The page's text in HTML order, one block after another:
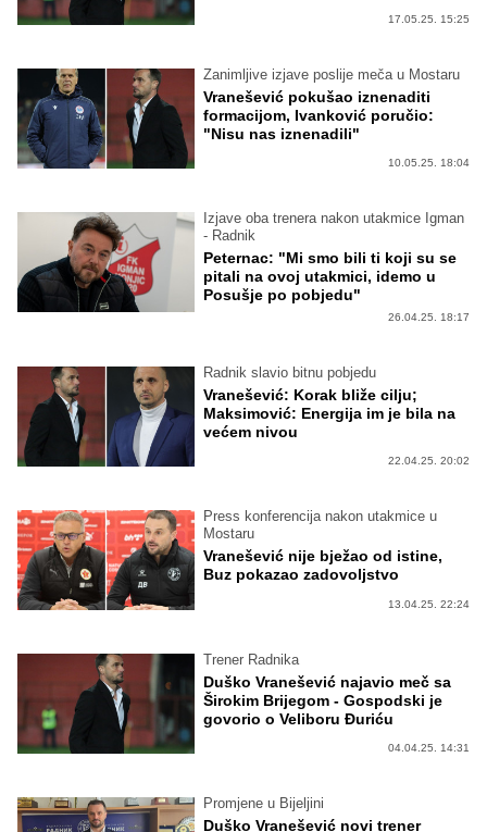
17.05.25. 15:25
Zanimljive izjave poslije meča u Mostaru
Vranešević pokušao iznenaditi
formacijom, Ivanković poručio:
"Nisu nas iznenadili"
10.05.25. 18:04
Izjave oba trenera nakon utakmice Igman
- Radnik
Peternac: "Mi smo bili ti koji su se
pitali na ovoj utakmici, idemo u
Posušje po pobjedu"
26.04.25. 18:17
Radnik slavio bitnu pobjedu
Vranešević: Korak bliže cilju;
Maksimović: Energija im je bila na
većem nivou
22.04.25. 20:02
Press konferencija nakon utakmice u
Mostaru
Vranešević nije bježao od istine,
Buz pokazao zadovoljstvo
13.04.25. 22:24
Trener Radnika
Duško Vranešević najavio meč sa
Širokim Brijegom - Gospodski je
govorio o Veliboru Đuriću
04.04.25. 14:31
Promjene u Bijeljini
Duško Vranešević novi trener